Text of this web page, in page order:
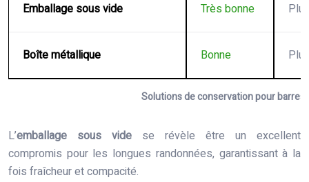
Solutions de conservation pour
Emballage sous vide Très bonne
Boîte métallique Bonne
L’emballage sous vide se révèle être un excellent
compromis pour les longues randonnées, garantissant à la
fois fraîcheur et compacité.